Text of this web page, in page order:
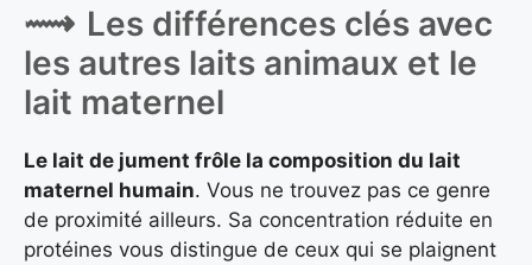
Les différences clés avec
les autres laits animaux et le
lait maternel
Le lait de jument frôle la composition du lait
maternel humain. Vous ne trouvez pas ce genre
de proximité ailleurs. Sa concentration réduite en
protéines vous distingue de ceux qui se plaignent